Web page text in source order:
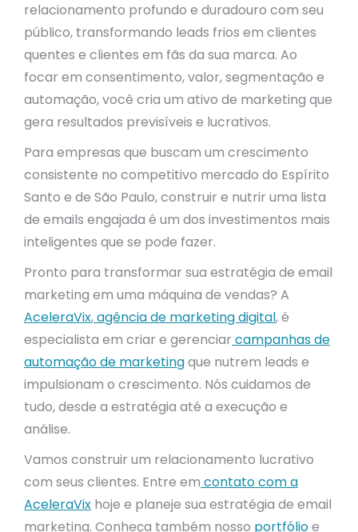
relacionamento profundo e duradouro com seu
público, transformando leads frios em clientes
quentes e clientes em fãs da sua marca. Ao
focar em consentimento, valor, segmentação e
automação, você cria um ativo de marketing que
gera resultados previsíveis e lucrativos.
Para empresas que buscam um crescimento
consistente no competitivo mercado do Espírito
Santo e de São Paulo, construir e nutrir uma lista
de emails engajada é um dos investimentos mais
inteligentes que se pode fazer.
Pronto para transformar sua estratégia de email
marketing em uma máquina de vendas? A
AceleraVix,agência de marketing digital, é
especialista em criar e gerenciar campanhas de
automação de marketingque nutrem leads e
impulsionam o crescimento. Nós cuidamos de
tudo, desde a estratégia até a execução e
análise.
Vamos construir um relacionamento lucrativo
com seus clientes. Entre em contato com a
AceleraVix hoje e planeje sua estratégia de email
marketing. Conheça também nosso portfólioe